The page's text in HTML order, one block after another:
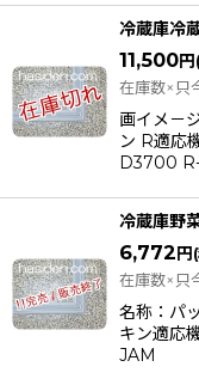
冷蔵庫冷
11,500円
在庫数×只
画イメ－
ン R適応
D3700
冷蔵庫野
6,772円
在庫数×只
名称：パ
キン適応
JAM